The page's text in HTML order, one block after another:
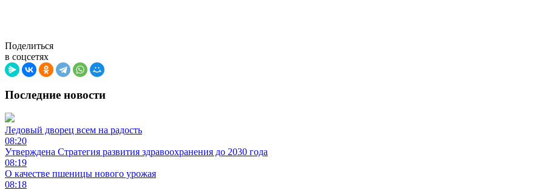
Поделиться
в соцсетях
Последние новости
Ледовый дворец всем на радость
08:20
Утверждена Стратегия развития здравоохранения до 2030 года
08:19
О качестве пшеницы нового урожая
08:18